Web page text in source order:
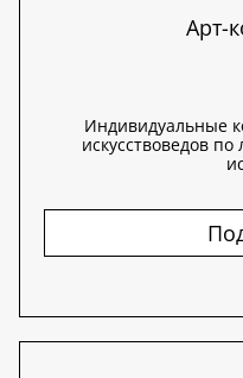
Арт-
Индивидуальные
искусствоведов